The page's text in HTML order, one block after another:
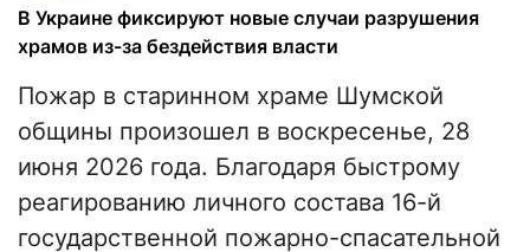
В Украине фиксируют новые случаи разрушения
храмов из-за бездействия власти
Пожар в старинном храме Шумской
общины произошел в воскресенье, 28
июня 2026 года. Благодаря быстрому
реагированию личного состава 16-й
государственной пожарно-спасательной